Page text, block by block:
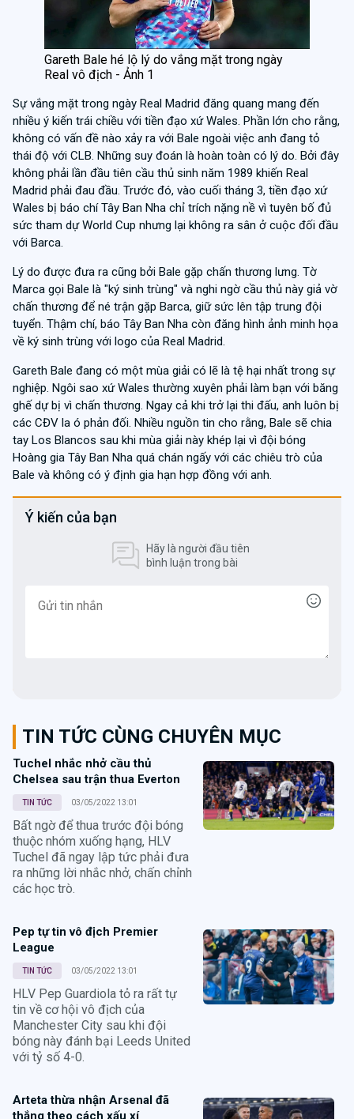
Gareth Bale hé lộ lý do vắng mặt trong ngày
Real vô địch - Ảnh 1
Sự vắng mặt trong ngày Real Madrid đăng quang mang đến
nhiều ý kiến trái chiều với tiền đạo xứ Wales. Phần lớn cho rằng,
không có vấn đề nào xảy ra với Bale ngoài việc anh đang tỏ
thái độ với CLB. Những suy đoán là hoàn toàn có lý do. Bởi đây
không phải lần đầu tiên cầu thủ sinh năm 1989 khiến Real
Madrid phải đau đầu. Trước đó, vào cuối tháng 3, tiền đạo xứ
Wales bị báo chí Tây Ban Nha chỉ trích nặng nề vì tuyên bố đủ
sức tham dự World Cup nhưng lại không ra sân ở cuộc đối đầu
với Barca.
Lý do được đưa ra cũng bởi Bale gặp chấn thương lưng. Tờ
Marca gọi Bale là "ký sinh trùng" và nghi ngờ cầu thủ này giả vờ
chấn thương để né trận gặp Barca, giữ sức lên tập trung đội
tuyển. Thậm chí, báo Tây Ban Nha còn đăng hình ảnh minh họa
về ký sinh trùng với logo của Real Madrid.
Gareth Bale đang có một mùa giải có lẽ là tệ hại nhất trong sự
nghiệp. Ngôi sao xứ Wales thường xuyên phải làm bạn với băng
ghế dự bị vì chấn thương. Ngay cả khi trở lại thi đấu, anh luôn bị
các CĐV la ó phản đối. Nhiều nguồn tin cho rằng, Bale sẽ chia
tay Los Blancos sau khi mùa giải này khép lại vì đội bóng
Hoàng gia Tây Ban Nha quá chán ngấy với các chiêu trò của
Bale và không có ý định gia hạn hợp đồng với anh.
Ý kiến của bạn
Hãy là người đầu tiên
bình luận trong bài
TIN TỨC CÙNG CHUYÊN MỤC
Tuchel nhắc nhở cầu thủ
Chelsea sau trận thua Everton
TIN TỨC 03/05/2022 13:01
Bất ngờ để thua trước đội bóng
thuộc nhóm xuống hạng, HLV
Tuchel đã ngay lập tức phải đưa
ra những lời nhắc nhở, chấn chỉnh
các học trò.
Pep tự tin vô địch Premier
League
TIN TỨC 03/05/2022 13:01
HLV Pep Guardiola tỏ ra rất tự
tin về cơ hội vô địch của
Manchester City sau khi đội
bóng này đánh bại Leeds United
với tỷ số 4-0.
Arteta thừa nhận Arsenal đã
thắng theo cách xấu xí